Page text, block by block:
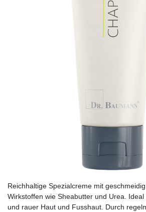
Reichhaltige Spezialcreme mit
Wirkstoffen wie Sheabutter und Urea.
und rauer Haut und Fusshaut. Durch